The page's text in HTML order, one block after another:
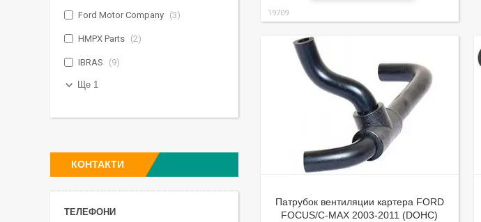
19709
Патрубок вентиляции картера FORD
FOCUS/C-MAX 2003-2011 (DOHC)
Ford Motor Company 3
HMPX Parts 2
IBRAS 9
Ще 1
КОНТАКТИ